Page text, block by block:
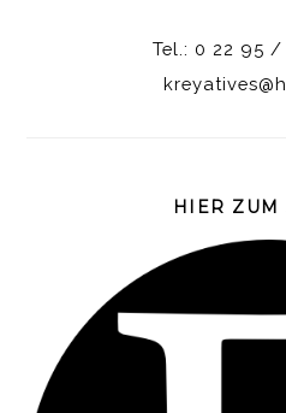
Tel.: 0 22 95
HIER ZUM